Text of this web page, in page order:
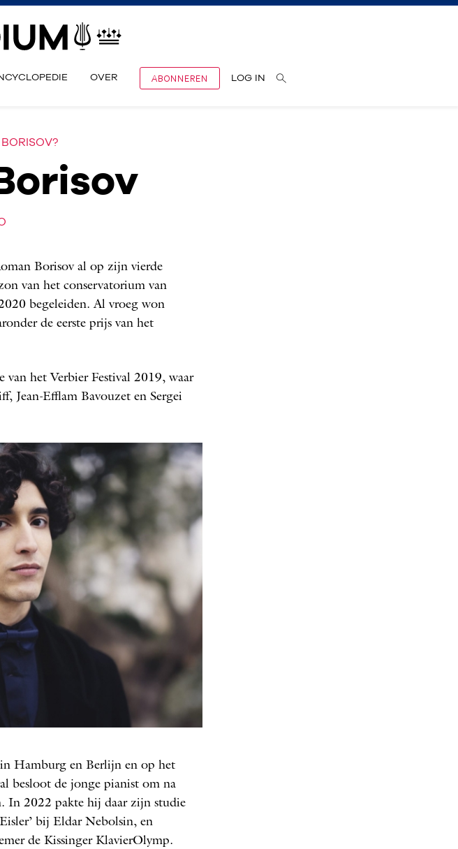
OVER ABONNEREN LOG IN
Borisov al op zijn vierde
van het conservatorium van
begeleiden. Al vroeg won
de eerste prijs van het
van het Verbier Festival 2019, waar
Jean-­Efflam Bavouzet en Sergei
Hamburg en Berlijn en op het
besloot de jonge pianist om na
In 2022 pakte hij daar zijn studie
bij Eldar Nebolsin, en
de Kissinger KlavierOlymp.